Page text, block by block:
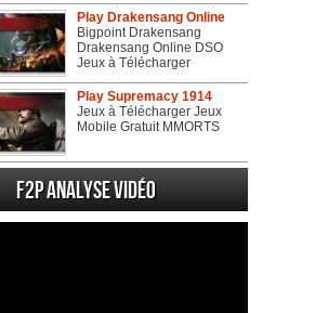
Play Drakensang Online
Bigpoint Drakensang
Drakensang Online DSO
Jeux à Télécharger
Play Supremacy 1914
Jeux à Télécharger Jeux
Mobile Gratuit MMORTS
F2P Analyse vidéo